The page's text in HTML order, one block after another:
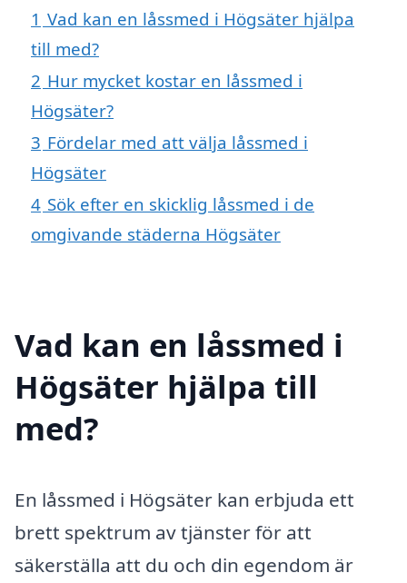
1 Vad kan en låssmed i Högsäter hjälpa
till med?
2 Hur mycket kostar en låssmed i
Högsäter?
3 Fördelar med att välja låssmed i
Högsäter
4 Sök efter en skicklig låssmed i de
omgivande städerna Högsäter
Vad kan en låssmed i
Högsäter hjälpa till
med?
En låssmed i Högsäter kan erbjuda ett
brett spektrum av tjänster för att
säkerställa att du och din egendom är